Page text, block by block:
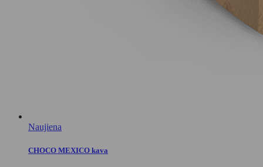
Naujiena
CHOCO MEXICO kava